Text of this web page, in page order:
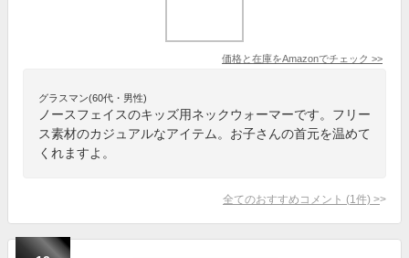
価格と在庫をAmazonでチェック >>
グラスマン(60代・男性)
ノースフェイスのキッズ用ネックウォーマーです。フリー
ス素材のカジュアルなアイテム。お子さんの首元を温めて
くれますよ。
全てのおすすめコメント (1 件) >